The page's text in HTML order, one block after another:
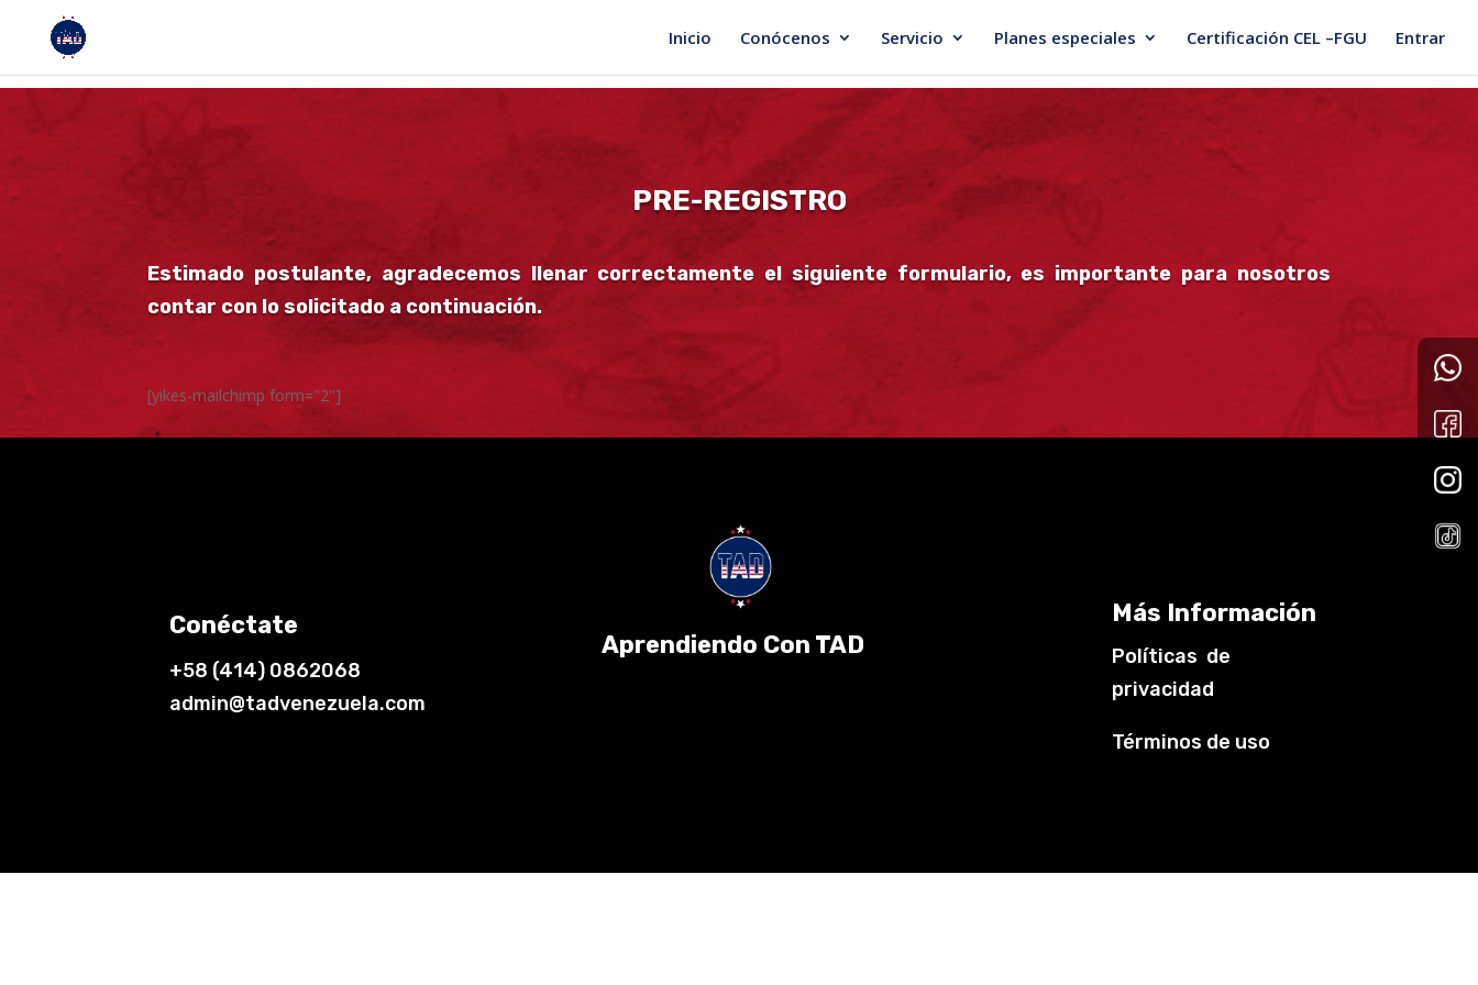
Inicio Conócenos Servicio Planes especiales Certificación CEL –FGU Entrar
PRE-REGISTRO
Estimado postulante, agradecemos llenar correctamente el siguiente formulario, es importante para nosotros
contar con lo solicitado a continuación.
[yikes-mailchimp form="2"]
Conéctate
+58 (414) 0862068
admin@tadvenezuela.com
Aprendiendo Con TAD
Más Información
Políticas de
privacidad
Términos de uso